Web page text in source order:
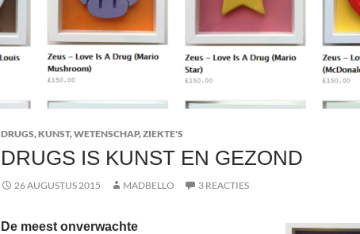
DRUGS,KUNST,WETENSCHAP,ZIEKTE'S
DRUGS IS KUNST EN GEZOND
26 AUGUSTUS 2015 MADBELLO 3 REACTIES
De meest onverwachte